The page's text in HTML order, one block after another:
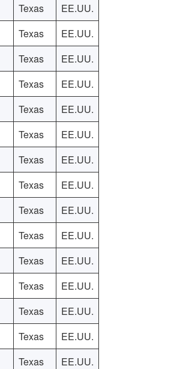
Texas
EE.UU.
Texas
EE.UU.
Texas
EE.UU.
Texas
EE.UU.
Texas
EE.UU.
Texas
EE.UU.
Texas
EE.UU.
Texas
EE.UU.
Texas
EE.UU.
Texas
EE.UU.
Texas
EE.UU.
Texas
EE.UU.
Texas
EE.UU.
Texas
EE.UU.
Texas
EE.UU.